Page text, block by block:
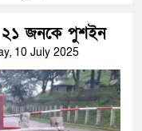
২১ জনকে পুশইন
10 July 2025